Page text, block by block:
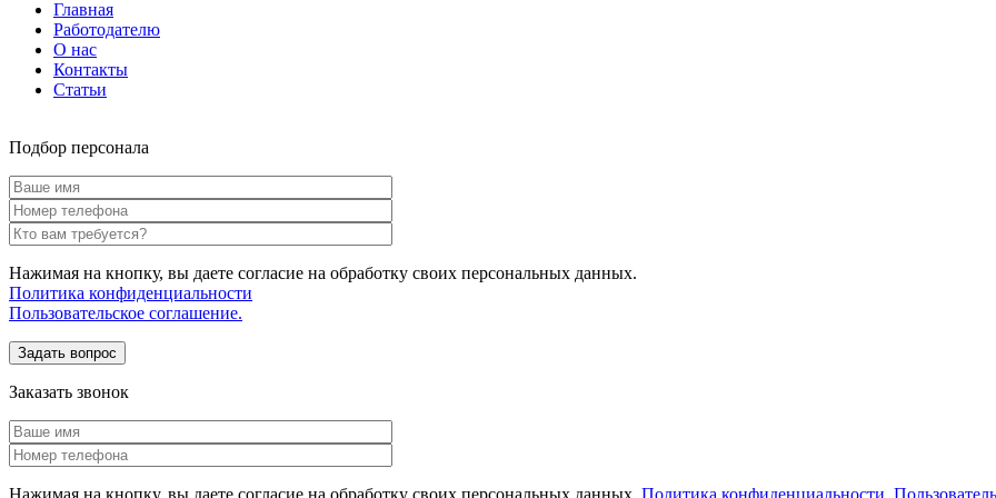
Главная
Работодателю
О нас
Контакты
Статьи
Подбор персонала
Нажимая на кнопку, вы даете согласие на обработку своих персональных данных.
Политика конфиденциальности
Пользовательское соглашение.
Заказать звонок
Нажимая на кнопку, вы даете согласие на обработку своих персональных данных. Политика конфиденциальности